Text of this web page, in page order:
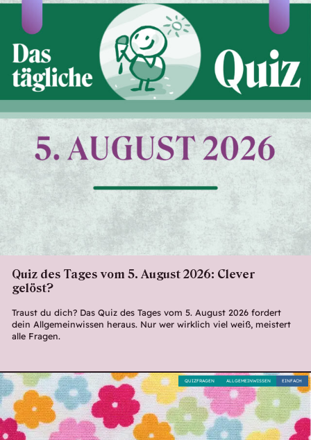
Quiz des Tages vom 5. August 2026: Clever
gelöst?
Traust du dich? Das Quiz des Tages vom 5. August 2026 fordert
dein Allgemeinwissen heraus. Nur wer wirklich viel weiß, meistert
alle Fragen.
EINFACH
ALLGEMEINWISSEN
QUIZFRAGEN